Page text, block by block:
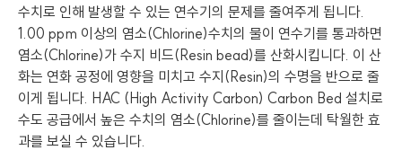
수치로 인해 발생할 수 있는 연수기의 문제를 줄여주게 됩니다.
1.00 ppm 이상의 염소(Chlorine)수치의 물이 연수기를 통과하면
염소(Chlorine)가 수지 비드(Resin bead)를 산화시킵니다. 이 산
화는 연화 공정에 영향을 미치고 수지(Resin)의 수명을 반으로 줄
이게 됩니다. HAC (High Activity Carbon) Carbon Bed 설치로
수도 공급에서 높은 수치의 염소(Chlorine)를 줄이는데 탁월한 효
과를 보실 수 있습니다.